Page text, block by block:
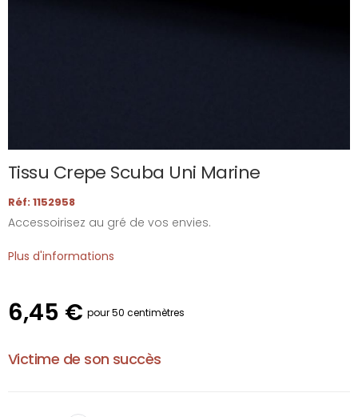
Tissu Crepe Scuba Uni Marine
Réf: 1152958
Accessoirisez au gré de vos envies.
Plus d'informations
6,45 € pour 50 centimètres
Victime de son succès